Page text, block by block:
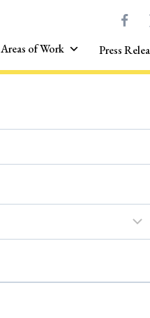
Areas of Work Press